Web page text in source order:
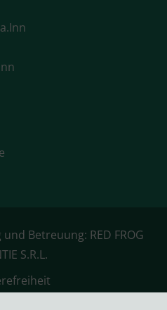
und Betreuung: RED FROG
S.R.L.